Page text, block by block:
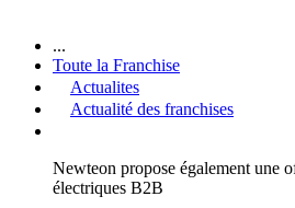
...
Toute la Franchise
Actualites
Actualité des franchises
Newteon propose également une
électriques B2B